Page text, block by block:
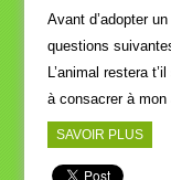
Avant d’adopter
questions
L’animal restera
à consacrer à
SAVOIR PLUS